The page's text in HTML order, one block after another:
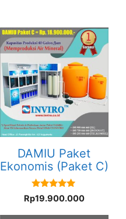
DAMIU Paket
Ekonomis (Paket C)
5.00
out of 5
Rp19.900.000